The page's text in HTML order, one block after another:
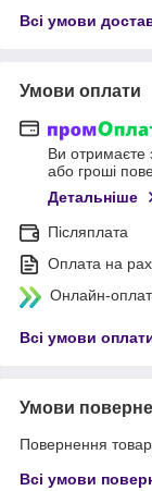
Всі умови
Умови оплати
Ви отримаєте
або гроші
Детальніше
Післяплата
Оплата на
Онлайн-
Всі умови
Умови
Повернення
Всі умови